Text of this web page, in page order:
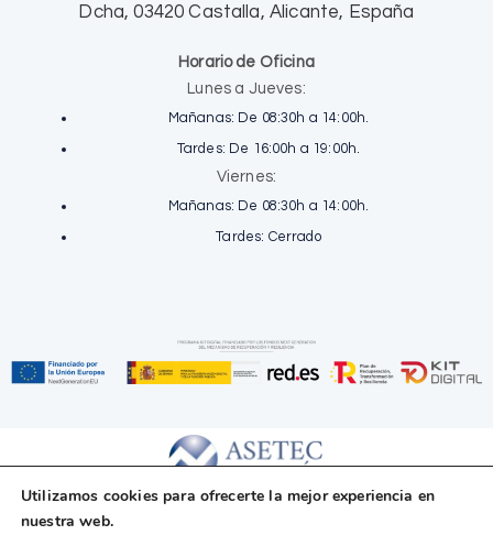
Dcha, 03420 Castalla, Alicante, España
Horario de Oficina
Lunes a Jueves:
Mañanas: De 08:30h a 14:00h.
Tardes: De 16:00h a 19:00h.
Viernes:
Mañanas: De 08:30h a 14:00h.
Tardes: Cerrado
Copyright © 2025 Asetec Fiscal, S.L. Todos los
Utilizamos cookies para ofrecerte la mejor experiencia en
nuestra web.